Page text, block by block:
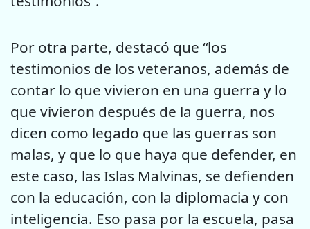
Por otra parte, destacó que “los
testimonios de los veteranos, además de
contar lo que vivieron en una guerra y lo
que vivieron después de la guerra, nos
dicen como legado que las guerras son
malas, y que lo que haya que defender, en
este caso, las Islas Malvinas, se defienden
con la educación, con la diplomacia y con
inteligencia. Eso pasa por la escuela, pasa